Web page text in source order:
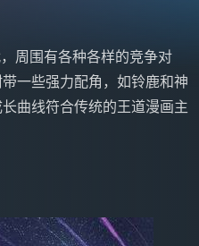
一些强力配角，如铃鹿和神
曲线符合传统的王道漫画主